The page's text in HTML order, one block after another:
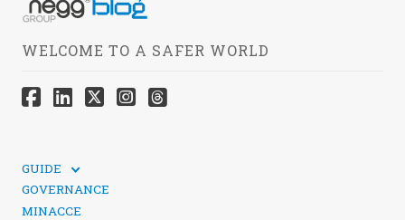
WELCOME TO A SAFER WORLD
GUIDE
SICUREZZA DEI SOCIAL MEDIA
GOVERNANCE
MINACCE